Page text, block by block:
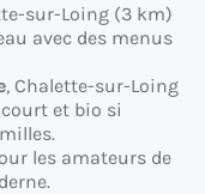
sur-Loing (3 km)
avec des menus
, Chalette-sur-Loing
et bio si
les amateurs de